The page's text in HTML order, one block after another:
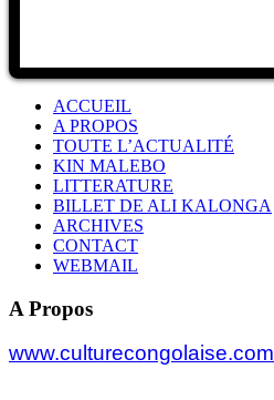
ACCUEIL
A PROPOS
TOUTE L’ACTUALITÉ
KIN MALEBO
LITTERATURE
BILLET DE ALI KALONGA
ARCHIVES
CONTACT
WEBMAIL
A Propos
www.culturecongolaise.com